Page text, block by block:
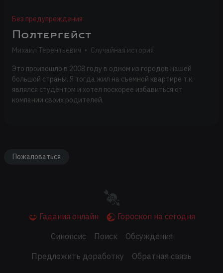
Без предупреждения
Полтергейст
Михаил Терентьевич • Случайная история
Это произошло в 2008 году в одном из городов нашей
большой страны. Я тогда жил на съемной квартире т.к.
являлся студентом и хотел поскорее избавиться от
компании своих родителей.
Пожаловаться
Гадания онлайн
Гороскоп на сегодня
Синопсис
Поиск
Обсуждения
Предложить доработку
Обратная связь